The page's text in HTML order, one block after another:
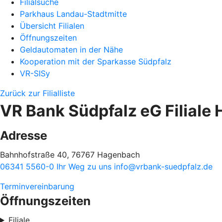
Filialsuche
Parkhaus Landau-Stadtmitte
Übersicht Filialen
Öffnungszeiten
Geldautomaten in der Nähe
Kooperation mit der Sparkasse Südpfalz
VR-SISy
Zurück zur Filialliste
VR Bank Südpfalz eG Filiale
Adresse
Bahnhofstraße 40, 76767 Hagenbach
06341 5560-0 Ihr Weg zu uns info@vrbank-suedpfalz.de
Terminvereinbarung
Öffnungszeiten
Filiale